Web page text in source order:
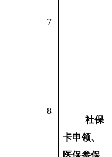
7
8
社保
卡申领、
医保参保